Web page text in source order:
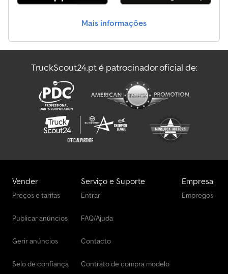
Plataformas De Trabalho Especiais
Schwing Planta De Mistura Móvel
Transportador De Automóveis
Veículo De Aspiração/Irrigação
Mais informações
TruckScout24.pt é patrocinador oficial de:
Vender
Preços e tarifas
Publicar anúncios
Gerir anúncios
Selo de confiança
Serviço e Suporte
Entrar
FAQ/Ajuda
Contacto
Contrato de compra modelo
Empresa
Empregos